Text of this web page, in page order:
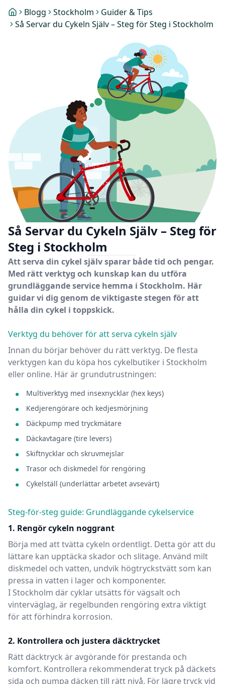
Blogg Stockholm
Guider & Tips
Så Servar du Cykeln Själv – Steg för Steg i Stockholm
Så Servar du Cykeln Själv – Steg för
Steg i Stockholm
Att serva din cykel själv sparar både tid och pengar.
Med rätt verktyg och kunskap kan du utföra
grundläggande service hemma i Stockholm. Här
guidar vi dig genom de viktigaste stegen för att
hålla din cykel i toppskick.
Verktyg du behöver för att serva cykeln själv
Innan du börjar behöver du rätt verktyg. De flesta
verktygen kan du köpa hos cykelbutiker i Stockholm
eller online. Här är grundutrustningen:
Multiverktyg med insexnycklar (hex keys)
Kedjerengörare och kedjesmörjning
Däckpump med tryckmätare
Däckavtagare (tire levers)
Skiftnycklar och skruvmejslar
Trasor och diskmedel för rengöring
Cykelställ (underlättar arbetet avsevärt)
Steg-för-steg guide: Grundläggande cykelservice
1. Rengör cykeln noggrant
Börja med att tvätta cykeln ordentligt. Detta gör att du
lättare kan upptäcka skador och slitage. Använd milt
diskmedel och vatten, undvik högtryckstvätt som kan
pressa in vatten i lager och komponenter.
I Stockholm där cyklar utsätts förvägsalt och
vinterväglag, är regelbunden rengöring extra viktigt
för att förhindra korrosion.
2. Kontrollera och justera däcktrycket
Rätt däcktryck är avgörande för prestanda och
komfort. Kontrollera rekommenderat tryck på däckets
sida och pumpa däcken till rätt nivå. För lägre tryck vid